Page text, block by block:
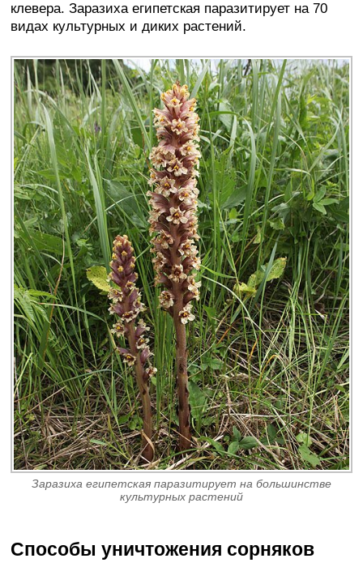
клевера. Заразиха египетская паразитирует на 70
видах культурных и диких растений.
Заразиха египетская паразитирует на большинстве
культурных растений
Способы уничтожения сорняков